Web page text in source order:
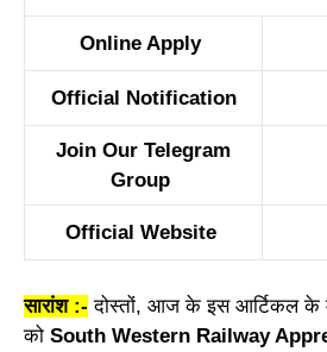
Online Apply
Official Notification
Join Our Telegram
Group
Official Website
सारांश :- दोस्तों, आज के इस आर्टिकल के
को South Western Railway